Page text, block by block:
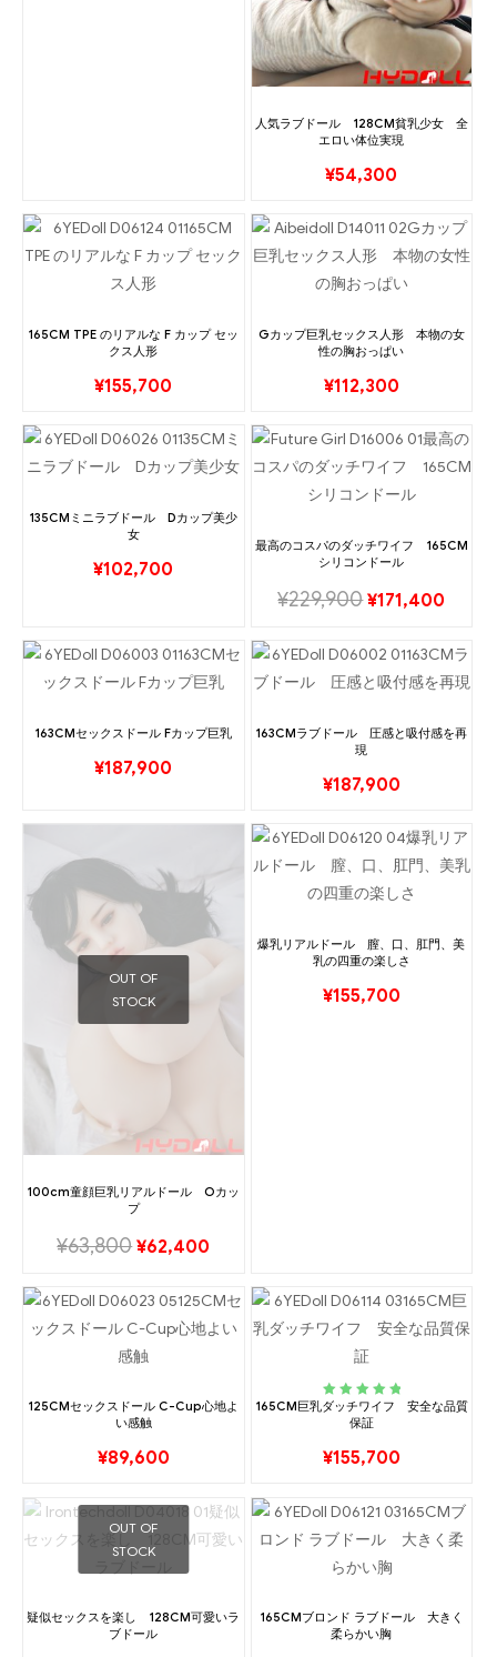
人気ラブドール 128CM貧乳少女 全
エロい体位実現
¥54,300
165CM TPE のリアルな F カップ セッ
クス人形
¥155,700
Gカップ巨乳セックス人形 本物の女
性の胸おっぱい
¥112,300
135CMミニラブドール Dカップ美少
女
¥102,700
最高のコスパのダッチワイフ 165CM
シリコンドール
¥229,900 ¥171,400
163CMセックスドール Fカップ巨乳
¥187,900
163CMラブドール 圧感と吸付感を再
現
¥187,900
OUT OF
STOCK
100cm童顔巨乳リアルドール Oカッ
プ
¥63,800 ¥62,400
爆乳リアルドール 膣、口、肛門、美
乳の四重の楽しさ
¥155,700
125CMセックスドール C-Cup心地よ
い感触
¥89,600
Rated5.00out
of 5
165CM巨乳ダッチワイフ 安全な品質
保証
¥155,700
OUT OF
STOCK
疑似セックスを楽し 128CM可愛いラ
ブドール
165CMブロンド ラブドール 大きく
柔らかい胸